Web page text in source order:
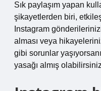
Sık paylaşım yapan
şikayetlerden biri,
Instagram
alması veya
gibi sorunlar
yasağı almış